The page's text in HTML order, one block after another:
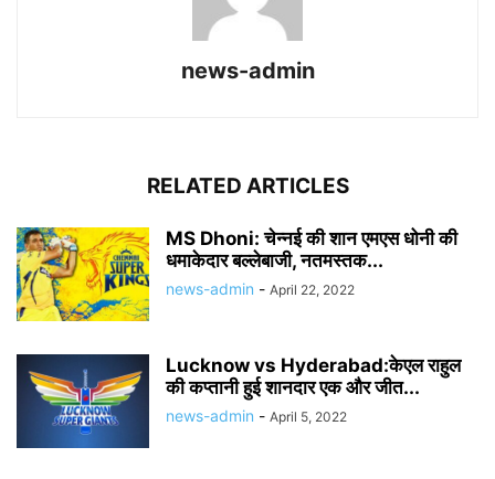
news-admin
RELATED ARTICLES
MS Dhoni: चेन्नई की शान एमएस धोनी की
धमाकेदार बल्लेबाजी, नतमस्तक...
news-admin - April 22, 2022
Lucknow vs Hyderabad:केएल राहुल
की कप्तानी हुई शानदार एक और जीत...
news-admin - April 5, 2022